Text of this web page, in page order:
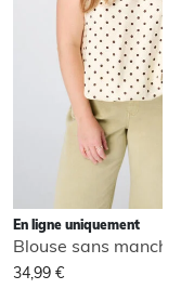
En ligne uniquement
34,99 €